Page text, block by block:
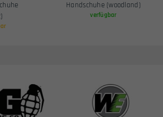
Handschuhe (woodland)
verfügbar